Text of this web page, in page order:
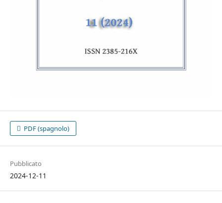
PDF (spagnolo)
Pubblicato
2024-12-11